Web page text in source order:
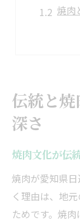
焼肉
伝
焼
焼肉を
郷土
焼肉
焼
地元
伝統と
深さ
焼肉文化が伝
焼肉が愛知県
く理由は、地
ためです。焼